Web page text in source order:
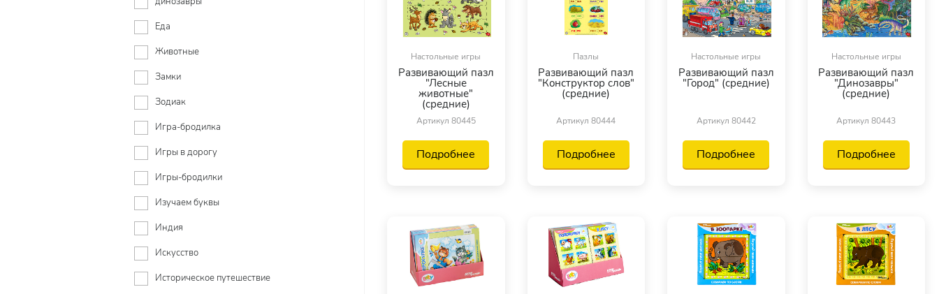
Настольные игры
Развивающий пазл
"Лесные
животные"
(средние)
Артикул 80445
Подробнее
Пазлы
Развивающий пазл
"Конструктор слов"
(средние)
Артикул 80444
Подробнее
Настольные игры
Развивающий пазл
"Город" (средние)
Артикул 80442
Подробнее
Настольные игры
Развивающий пазл
"Динозавры"
(средние)
Артикул 80443
Подробнее
Еда
Животные
Замки
Зодиак
Игра-бродилка
Игры в дорогу
Игры-бродилки
Изучаем буквы
Индия
Искусство
Историческое путешествие